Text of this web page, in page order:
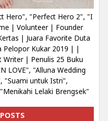
Hero", "Perfect Hero 2", "I
| Volunteer | Founder
| Juara Favorite Duta
Pelopor Kukar 2019 | |
| Penulis 25 Buku
LOVE", "Alluna Wedding
"Suami untuk Istri",
Lelaki Brengsek"